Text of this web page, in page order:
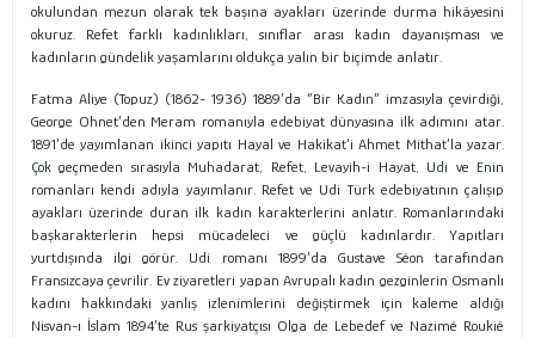
okulundan mezun olarak tek başına ayakları üzerinde durma hikâyesini
okuruz. Refet farklı kadınlıkları, sınıflar arası kadın dayanışması ve
kadınların gündelik yaşamlarını oldukça yalın bir biçimde anlatır.
Fatma Aliye (Topuz) (1862- 1936) 1889’da “Bir Kadın” imzasıyla çevirdiği,
George Ohnet’den Meram romanıyla edebiyat dünyasına ilk adımını atar.
1891’de yayımlanan ikinci yapıtı Hayal ve Hakikat’i Ahmet Mithat’la yazar.
Çok geçmeden sırasıyla Muhadarat, Refet, Levayih-i Hayat, Udi ve Enin
romanları kendi adıyla yayımlanır. Refet ve Udi Türk edebiyatının çalışıp
ayakları üzerinde duran ilk kadın karakterlerini anlatır. Romanlarındaki
başkarakterlerin hepsi mücadeleci ve güçlü kadınlardır. Yapıtları
yurtdışında ilgi görür. Udi romanı 1899’da Gustave Séon tarafından
Fransızcaya çevrilir. Ev ziyaretleri yapan Avrupalı kadın gezginlerin Osmanlı
kadını hakkındaki yanlış izlenimlerini değiştirmek için kaleme aldığı
Nisvan-ı İslam 1894’te Rus şarkiyatçısı Olga de Lebedef ve Nazimé Roukié